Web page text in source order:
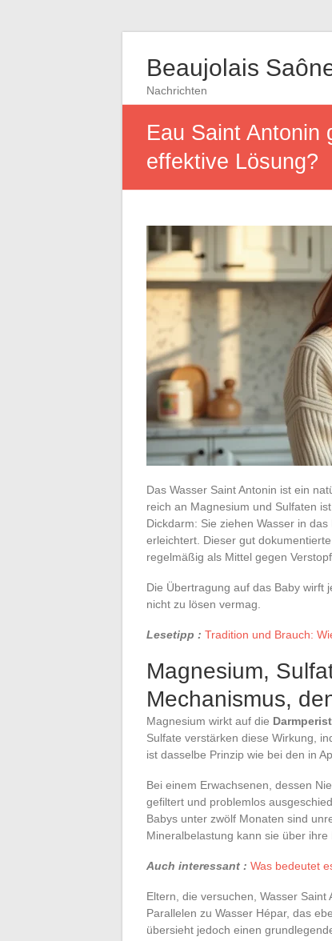
Beaujolais
Nachrichten
Eau Saint Antonin
effektive Lösung?
Das Wasser Saint Antonin ist ein
reich an Magnesium und Sulfaten
Dickdarm: Sie ziehen Wasser in
erleichtert. Dieser gut
regelmäßig als Mittel gegen
Die Übertragung auf das Baby wirft
nicht zu lösen vermag.
Lesetipp : Tradition und Brauch:
Magnesium,
Mechanismus,
Magnesium wirkt auf die
Sulfate verstärken diese Wirkung,
ist dasselbe Prinzip wie bei den in
Bei einem Erwachsenen, dessen
gefiltert und problemlos
Babys unter zwölf Monaten sind
Mineralbelastung kann sie über
Auch interessant : Was bedeutet
Eltern, die versuchen, Wasser
Parallelen zu Wasser Hépar, das
übersieht jedoch einen